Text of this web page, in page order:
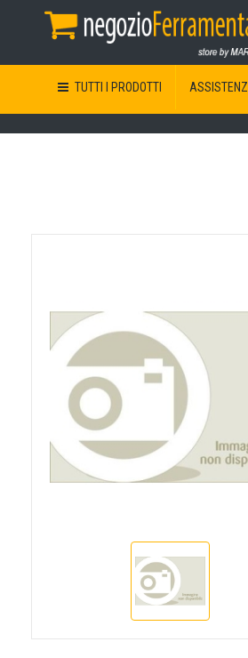
TUTTI I PRODOTTI